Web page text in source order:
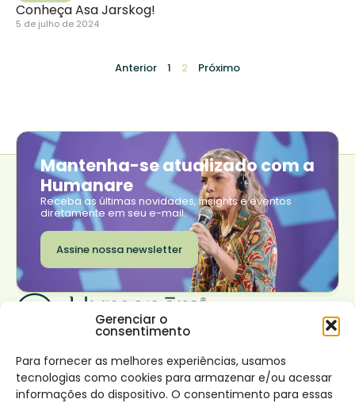
Gerenciar o
consentimento
Para fornecer as melhores experiências, usamos
tecnologias como cookies para armazenar e/ou acessar
informações do dispositivo. O consentimento para essas
Conheça Asa Jarskog!
5 de julho de 2024
Anterior 1 2 Próximo
Mantenha-se atualizado com a
Humanare
Receba as últimas novidades, insights e eventos
diretamente em seu e-mail.
Assine nossa newsletter
Sobre nós
Impacto
Canal de denúncia e
Transformar seu
Nossas soluções
Desenvolvimento de
líderes virtuosos
Trabalhe conosco
Rio de Janeiro
São Paulo
Lisboa
Conecte-se